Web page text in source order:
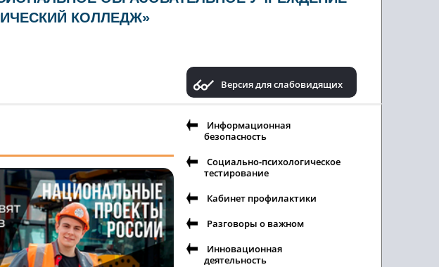
КОЛЛЕДЖ»
Версия для слабовидящих
Информационная
безопасность
Социально-психологическое
тестирование
Кабинет профилактики
Разговоры о важном
Инновационная
деятельность